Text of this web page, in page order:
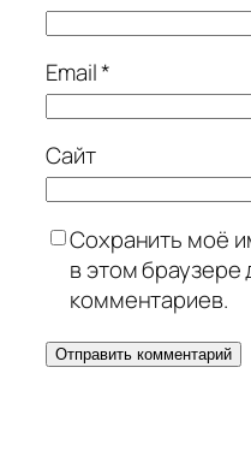
Email*
Сайт
Сохранить моё
в этом
комментариев.